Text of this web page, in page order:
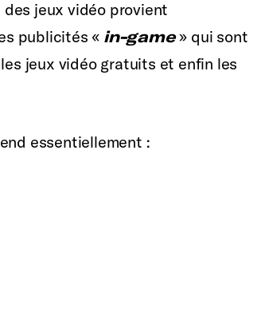
jeux vidéo provient
publicités « in-game» qui sont
jeux vidéo gratuits et enfin les
essentiellement :